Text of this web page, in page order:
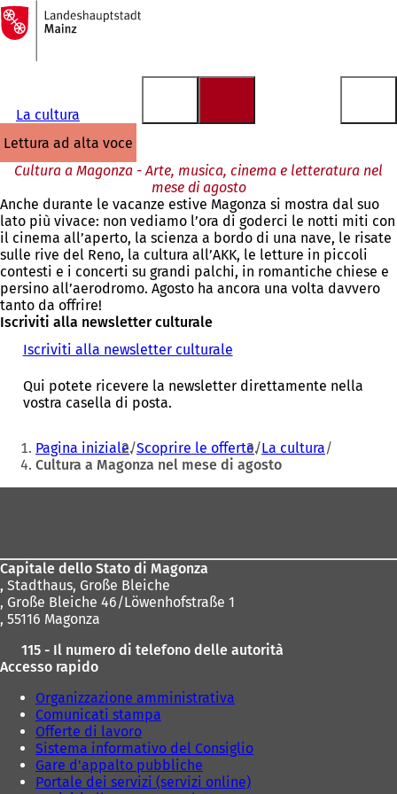
Vai al contenuto
Alla
pagina
iniziale
La cultura
lettura ad alta voce
Cultura a Magonza - Arte, musica, cinema e letteratura nel
mese di agosto
Anche durante le vacanze estive Magonza si mostra dal suo
lato più vivace: non vediamo l’ora di goderci le notti miti con
il cinema all’aperto, la scienza a bordo di una nave, le risate
sulle rive del Reno, la cultura all’AKK, le letture in piccoli
contesti e i concerti su grandi palchi, in romantiche chiese e
persino all’aerodromo. Agosto ha ancora una volta davvero
tanto da offrire!
Iscriviti alla newsletter culturale
Iscriviti alla newsletter culturale
Qui potete ricevere la newsletter direttamente nella
vostra casella di posta.
Siete
qui:
Pagina iniziale Scoprire le offerte La cultura
Cultura a Magonza nel mese di agosto
Capitale dello Stato di Magonza
, Stadthaus, Große Bleiche
, Große Bleiche 46/Löwenhofstraße 1
, 55116 Magonza
115 - Il numero di telefono delle autorità
Accesso rapido
Organizzazione amministrativa
Comunicati stampa
Offerte di lavoro
Sistema informativo del Consiglio
Gare d'appalto pubbliche
Portale dei servizi (servizi online)